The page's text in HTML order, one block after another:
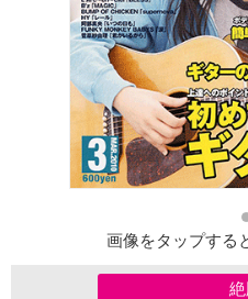
画像をタップする